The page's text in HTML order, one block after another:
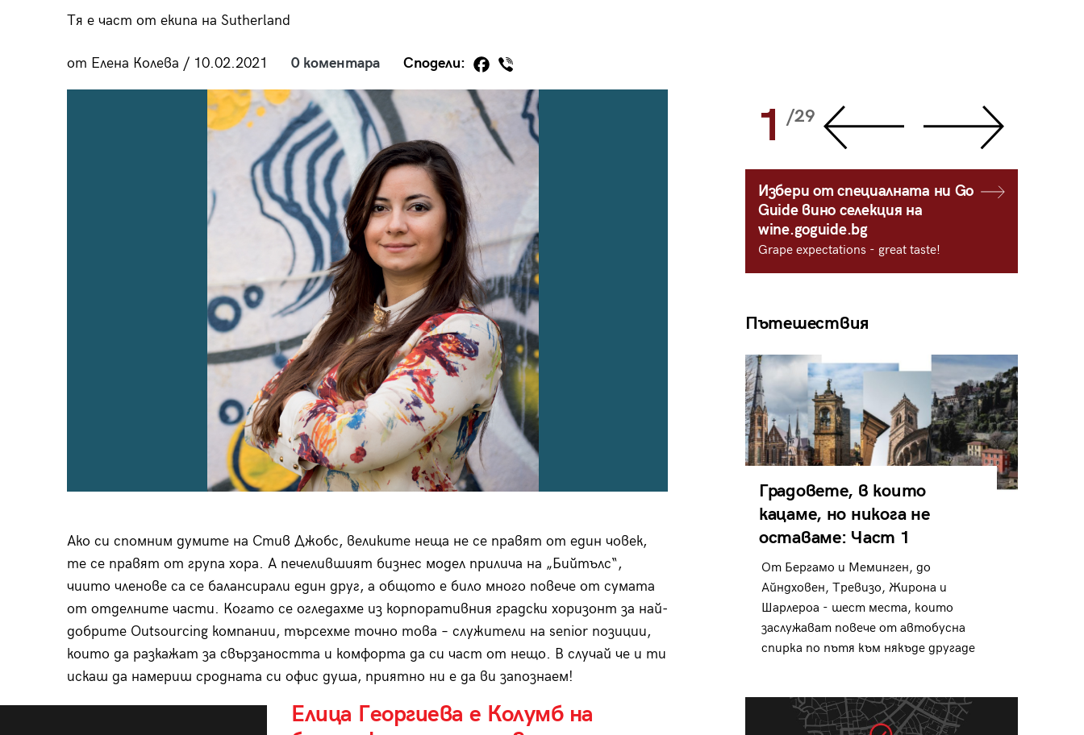
Тя е част от екипа на Sutherland
от Елена Колева / 10.02.2021 0 коментара Сподели:
Ако си спомним думите на Стив Джобс, великите неща не се правят от един човек,
те се правят от група хора. А печелившият бизнес модел прилича на „Бийтълс“,
чиито членове са се балансирали един друг, а общото е било много повече от сумата
от отделните части. Когато се огледахме из корпоративния градски хоризонт за най-
добрите Outsourcing компании, търсехме точно това – служители на senior позиции,
които да разкажат за свързаността и комфорта да си част от нещо. В случай че и ти
искаш да намериш сродната си офис душа, приятно ни е да ви запознаем!
Елица Георгиева е Колумб на
28/29 29/29 1 /29
Избери от специалната ни Go
Guide вино селекция на
wine.goguide.bg
Grape expectations - great taste!
Пътешествия
Градовете, в които
кацаме, но никога не
оставаме: Част 1
От Бергамо и Меминген, до
Айндховен, Тревизо, Жирона и
Шарлероа - шест места, които
заслужават повече от автобусна
спирка по пътя към някъде другаде